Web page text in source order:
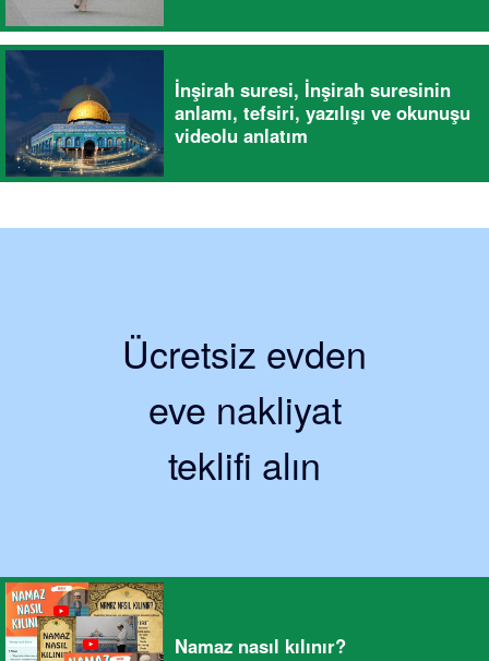
İnşirah suresi, İnşirah suresinin
anlamı, tefsiri, yazılışı ve okunuşu
videolu anlatım
Ücretsiz evden
eve nakliyat
teklifi alın
Namaz nasıl kılınır?